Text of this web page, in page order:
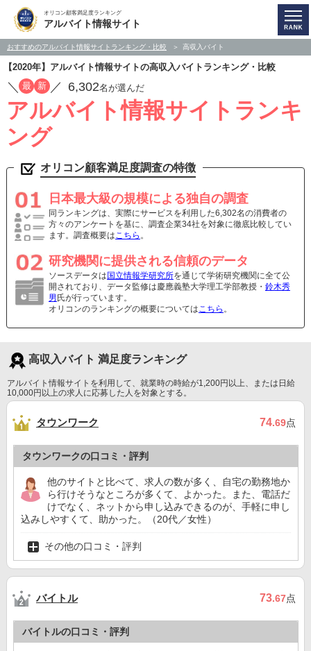
オリコン顧客満足度ランキング
アルバイト情報サイト
おすすめのアルバイト情報サイトランキング・比較 高収入バイト
【2020年】アルバイト情報サイトの高収入バイトランキング・比較
／ 最 新 ／ 6,302名が選んだ
アルバイト情報サイトランキ
ング
オリコン顧客満足度調査の特徴
日本最大級の規模による独自の調査
同ランキングは、実際にサービスを利用した6,302名の消費者の
方々のアンケートを基に、調査企業34社を対象に徹底比較してい
ます。調査概要はこちら 。
研究機関に提供される信頼のデータ
ソースデータは 国立情報学研究所を通じて学術研究機関に全て公
開されており、データ監修は慶應義塾大学理工学部教授・ 鈴木秀
男 氏が行っています。
オリコンのランキングの概要についてはこちら 。
高収入バイト 満足度ランキング
アルバイト情報サイトを利用して、就業時の時給が1,200円以上、または日給
10,000円以上の求人に応募した人を対象とする。
タウンワーク 74.69点
タウンワークの口コミ・評判
他のサイトと比べて、求人の数が多く、自宅の勤務地か
ら行けそうなところが多くて、よかった。また、電話だ
けでなく、ネットから申し込みできるのが、手軽に申し
込みしやすくて、助かった。（20代／女性）
その他の口コミ・評判
バイトル 73.67点
バイトルの口コミ・評判